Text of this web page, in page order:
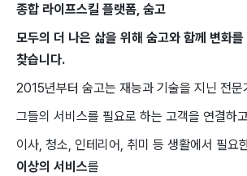
종합 라이프스킬 ​플랫폼, ​숨고
모두의 ​더 나은 ​삶을 위해 숨고와 함께 ​변화를
찾습니다.
2015년부터 숨고는 재능과 ​기술을 지닌 ​전문
그들의 ​서비스를 필요로 ​하는 ​고객을 ​연결하
이사, 청소, ​인테리어, ​취미 등 생활에서 ​필요
이상의 서비스를